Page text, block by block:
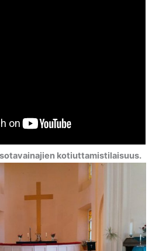
kotiuttamistilaisuus.